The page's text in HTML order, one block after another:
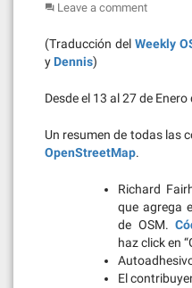
Leave a comment
(Traducción delWeekly
y Dennis)
Desde el 13 al 27 de Enero
Un resumen de todas las
OpenStreetMap.
Richard
que agrega
de OSM.
haz click en
El